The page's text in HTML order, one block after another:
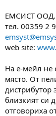
ЕМСИСТ ООД.
тел. 00359 2
web site:
На е-мейл не
място. От
дистрибутор
близкият си
отговориха